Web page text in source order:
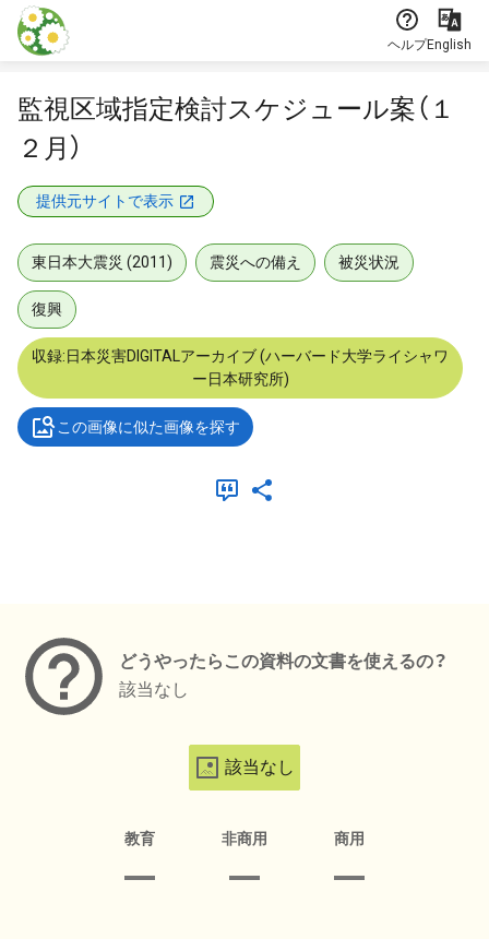
本文に飛ぶ
ヘルプEnglish
監視区域指定検討スケジュール案（１
２月）
提供元サイトで表示
東日本大震災 (2011) 震災への備え 被災状況
復興
収録:日本災害DIGITALアーカイブ (ハーバード大学ライシャワ
ー日本研究所)
この画像に似た画像を探す
どうやったらこの資料の文書を使えるの？
該当なし
該当なし
教育 非商用 商用